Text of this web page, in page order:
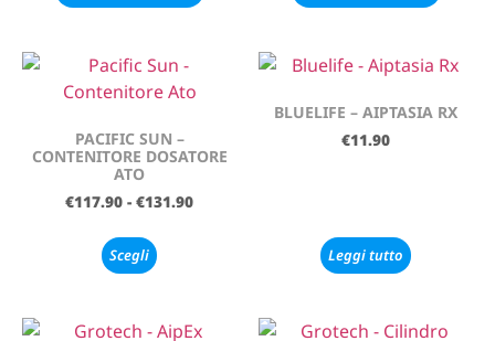
PACIFIC SUN –
CONTENITORE DOSATORE
ATO
€117.90 - €131.90
Scegli
BLUELIFE – AIPTASIA RX
€11.90
Leggi tutto